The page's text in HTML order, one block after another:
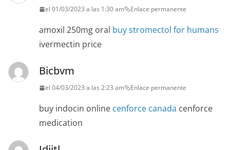
el 01/03/2023 a las 1:30 am Enlace permanente
amoxil 250mg oral buy stromectol for humans
ivermectin price
Bicbvm
el 04/03/2023 a las 2:23 am Enlace permanente
buy indocin online cenforce canada cenforce
medication